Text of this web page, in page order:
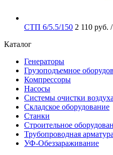
СТП 6/5.5/150 2 110 руб.
Каталог
Генераторы
Грузоподъемное
Компрессоры
Насосы
Системы очистки воздуха
Складское оборудование
Станки
Строительное
Трубопроводная арматура
УФ-Обеззараживание